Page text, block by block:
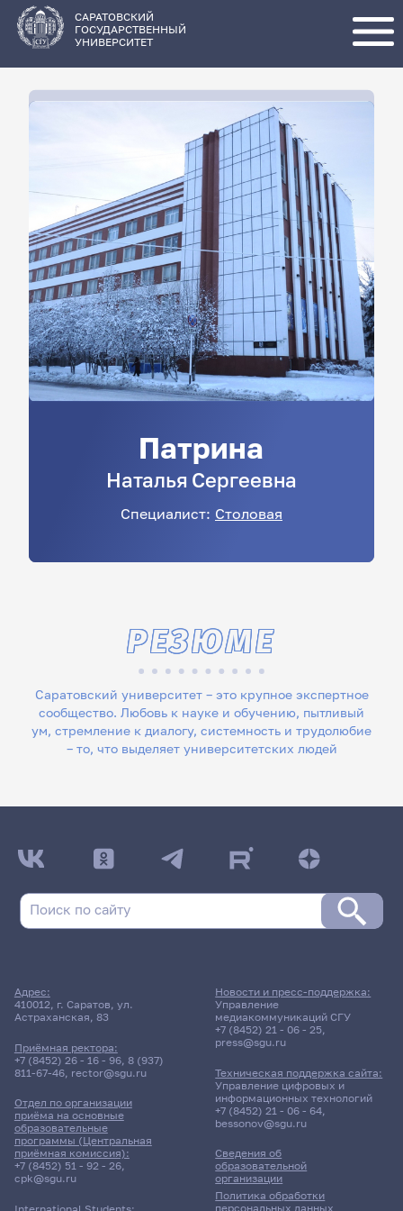
основному
содержанию
САРАТОВСКИЙ
ГОСУДАРСТВЕННЫЙ
УНИВЕРСИТЕТ
Патрина
Наталья Сергеевна
Специалист: Столовая
Саратовский университет – это крупное экспертное
сообщество. Любовь к науке и обучению, пытливый
ум, стремление к диалогу, системность и трудолюбие
– то, что выделяет университетских людей
РЕЗЮМЕ
Адрес:
410012, г. Саратов, ул.
Астраханская, 83
Приёмная ректора:
+7 (8452) 26 - 16 - 96, 8 (937)
811-67-46, rector@sgu.ru
Отдел по организации
приёма на основные
образовательные
программы (Центральная
приёмная комиссия):
+7 (8452) 51 - 92 - 26,
cpk@sgu.ru
Сведения об
образовательной
организации
Политика обработки
персональных данных
Новости и пресс-поддержка:
Управление
медиакоммуникаций СГУ
+7 (8452) 21 - 06 - 25,
press@sgu.ru
Техническая поддержка сайта:
Управление цифровых и
информационных технологий
+7 (8452) 21 - 06 - 64,
bessonov@sgu.ru